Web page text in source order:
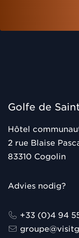
Golfe de
Hôtel
2 rue Blaise
83310 Cogolin
Advies nodig?
+33 (0)4 94